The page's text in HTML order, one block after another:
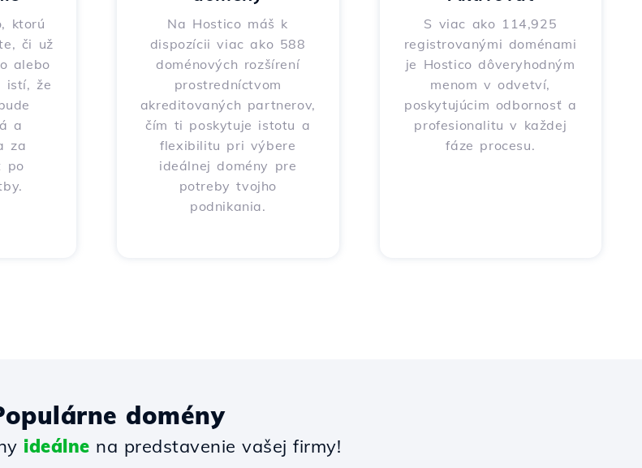
ktorú
či už
alebo
istí, že
a
za
po
Na Hostico máš k
dispozícii viac ako 588
doménových rozšírení
prostredníctvom
akreditovaných partnerov,
čím ti poskytuje istotu a
flexibilitu pri výbere
ideálnej domény pre
potreby tvojho
podnikania.
S viac ako 114,925
registrovanými doménami
je Hostico dôveryhodným
menom v odvetví,
poskytujúcim odbornosť a
profesionalitu v každej
fáze procesu.
domény
ideálne na predstavenie vašej firmy!